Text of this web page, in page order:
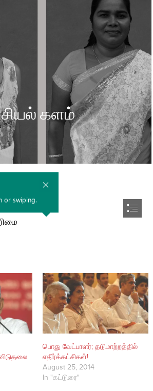
பொது வேட்பாளர்; தடுமாற்றத்தில்
எதிர்க்கட்சிகள்!
August 25, 2014
In "கட்டுரை"